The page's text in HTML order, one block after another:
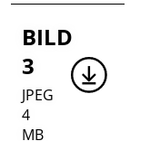
BILD
3
JPEG
4
MB